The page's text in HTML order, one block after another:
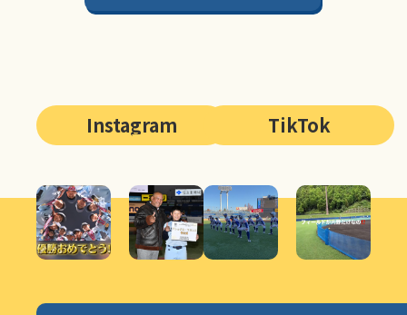
Instagram TikTok